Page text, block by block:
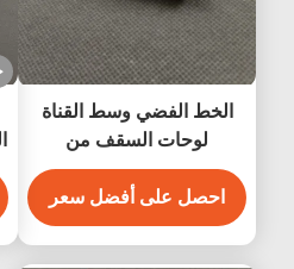
الخط الفضي وسط القناة
لوحات السقف من
البروتوكول الفولاذي
احصل على أفضل سعر